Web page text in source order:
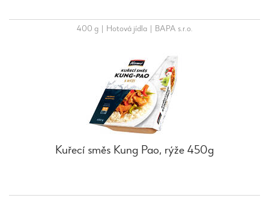
400 g Hotová jídla BAPA s.r.o.
Kuřecí směs Kung Pao, rýže 450g